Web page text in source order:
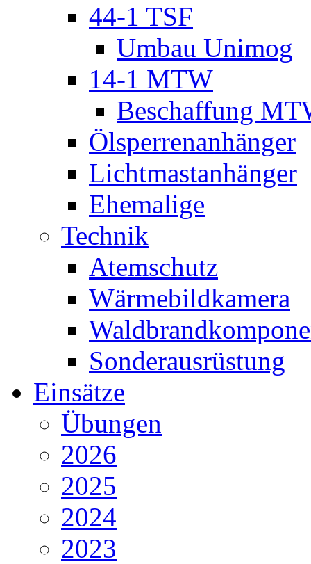
44-1 TSF
Umbau Unimog
14-1 MTW
Beschaffung
Ölsperrenanhänger
Lichtmastanhänger
Ehemalige
Technik
Atemschutz
Wärmebildkamera
Sonderausrüstung
Einsätze
Übungen
2026
2025
2024
2023